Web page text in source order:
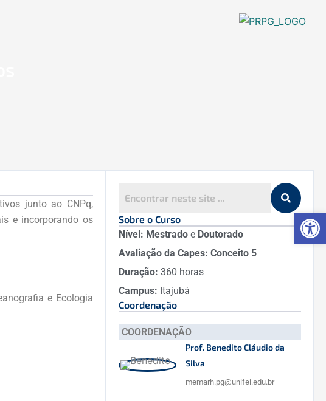
junto ao CNPq,
e incorporando os
e Ecologia
Sobre o Curso
Nível: Mestradoe Doutorado
Avaliação da Capes: Conceito 5
Duração: 360 horas
Campus: Itajubá
Coordenação
COORDENAÇÃO
Prof. Benedito Cláudio da
Silva
memarh.pg@unifei.edu.br